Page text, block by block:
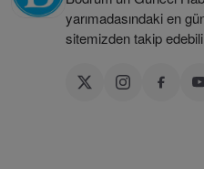
yarımadasındaki en
sitemizden takip